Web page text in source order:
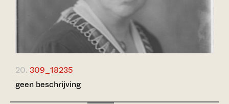
20. 309_18235
geen beschrijving